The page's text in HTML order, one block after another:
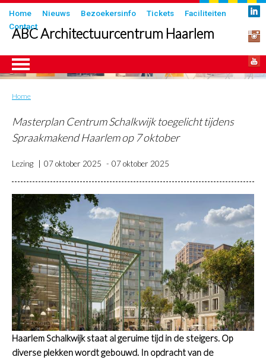
Overslaan
en
naar
inhoud
gaan
Submenu
Home Nieuws Bezoekersinfo Tickets
Faciliteiten
Contact
ABC Architectuurcentrum Haarlem
Kruimelpad
Home
Masterplan Centrum Schalkwijk toegelicht tijdens
Spraakmakend Haarlem op 7 oktober
Lezing 07 oktober 2025 07 oktober 2025
Haarlem Schalkwijk staat al geruime tijd in de steigers. Op
diverse plekken wordt gebouwd. In opdracht van de